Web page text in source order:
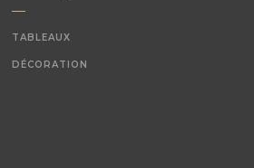
TABLEAUX
DÉCORATION